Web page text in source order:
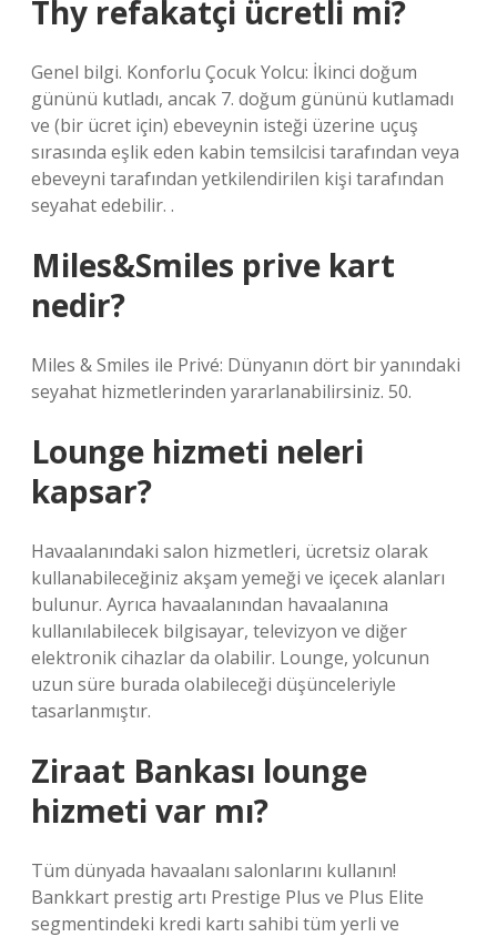
Thy refakatçi ücretli mi?
Genel bilgi. Konforlu Çocuk Yolcu: İkinci doğum
gününü kutladı, ancak 7. doğum gününü kutlamadı
ve (bir ücret için) ebeveynin isteği üzerine uçuş
sırasında eşlik eden kabin temsilcisi tarafından veya
ebeveyni tarafından yetkilendirilen kişi tarafından
seyahat edebilir. .
Miles&Smiles prive kart
nedir?
Miles & Smiles ile Privé: Dünyanın dört bir yanındaki
seyahat hizmetlerinden yararlanabilirsiniz. 50.
Lounge hizmeti neleri
kapsar?
Havaalanındaki salon hizmetleri, ücretsiz olarak
kullanabileceğiniz akşam yemeği ve içecek alanları
bulunur. Ayrıca havaalanından havaalanına
kullanılabilecek bilgisayar, televizyon ve diğer
elektronik cihazlar da olabilir. Lounge, yolcunun
uzun süre burada olabileceği düşünceleriyle
tasarlanmıştır.
Ziraat Bankası lounge
hizmeti var mı?
Tüm dünyada havaalanı salonlarını kullanın!
Bankkart prestig artı Prestige Plus ve Plus Elite
segmentindeki kredi kartı sahibi tüm yerli ve